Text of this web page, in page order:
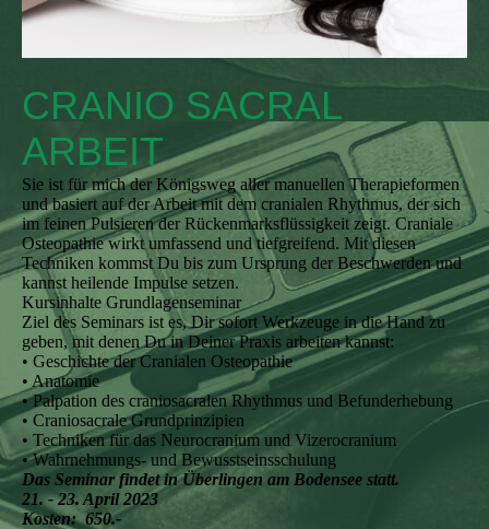
CRANIO SACRAL
ARBEIT
Sie ist für mich der Königsweg aller manuellen Therapieformen
und basiert auf der Arbeit mit dem cranialen Rhythmus, der sich
im feinen Pulsieren der Rückenmarksflüssigkeit zeigt. Craniale
Osteopathie wirkt umfassend und tiefgreifend. Mit diesen
Techniken kommst Du bis zum Ursprung der Beschwerden und
kannst heilende Impulse setzen.
Kursinhalte Grundlagenseminar
Ziel des Seminars ist es, Dir sofort Werkzeuge in die Hand zu
geben, mit denen Du in Deiner Praxis arbeiten kannst:
• Geschichte der Cranialen Osteopathie
• Anatomie
• Palpation des craniosacralen Rhythmus und Befunderhebung
• Craniosacrale Grundprinzipien
• Techniken für das Neurocranium und Vizerocranium
• Wahrnehmungs- und Bewusstseinsschulung
Das Seminar findet in Überlingen am Bodensee statt.
21. - 23. April 2023
Kosten: 650.-